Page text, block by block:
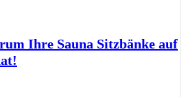
Ihre Sauna Sitzbänke auf